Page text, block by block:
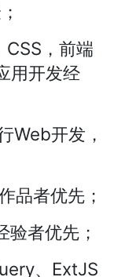
，前端
用开发经
Web开发，
品者优先；
者优先；
、ExtJS